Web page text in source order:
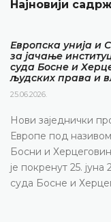
Најновији
Европска унија и
за јачање
суда Босне и
људских права и
25.06.2026.
Нови заједнички
Европе под
Босни и
је покренут 25.
суда Босне и